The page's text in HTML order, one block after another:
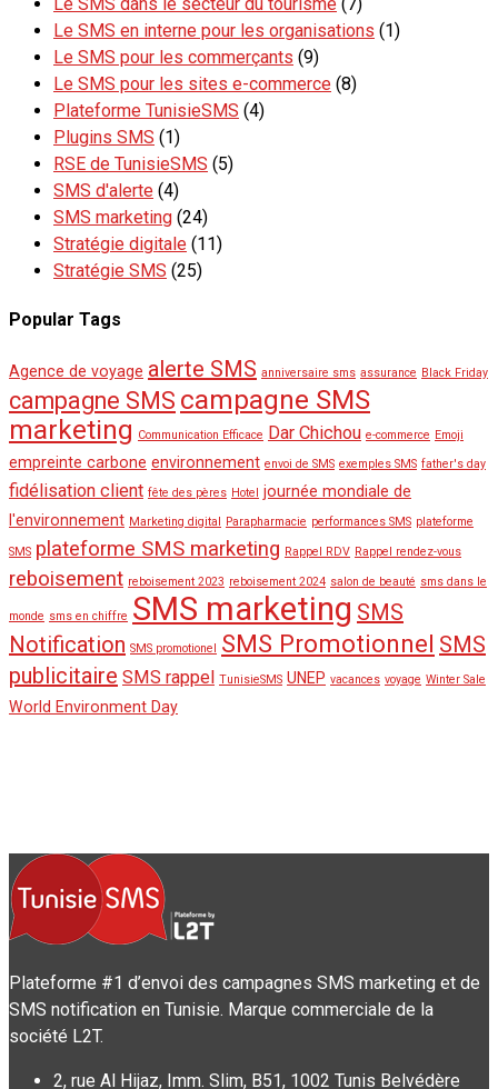
Le SMS en interne pour les organisations (1)
Le SMS pour les commerçants (9)
Le SMS pour les sites e-commerce (8)
Plateforme TunisieSMS (4)
Plugins SMS (1)
RSE de TunisieSMS (5)
SMS d'alerte (4)
SMS marketing (24)
Stratégie digitale (11)
Stratégie SMS (25)
Popular Tags
Agence de voyage alerte SMS anniversaire sms assurance Black Friday
campagne SMS campagne SMS
marketing Communication Efficace Dar Chichou e-commerce Emoji
empreinte carbone environnement envoi de SMS exemples SMS father's day
fidélisation client fête des pères Hotel journée mondiale de
l'environnement Marketing digital Parapharmacie performances SMS plateforme
SMS plateforme SMS marketing Rappel RDV Rappel rendez-vous
reboisement reboisement 2023 reboisement 2024 salon de beauté sms dans le
monde sms en chiffre SMS marketing SMS
Notification SMS promotionel SMS Promotionnel SMS
publicitaire SMS rappel TunisieSMS UNEP vacances voyage Winter Sale
World Environment Day
Plateforme #1 d’envoi des campagnes SMS marketing et de
SMS notification en Tunisie. Marque commerciale de la
société L2T.
2, rue Al Hijaz, Imm. Slim, B51, 1002 Tunis Belvédère